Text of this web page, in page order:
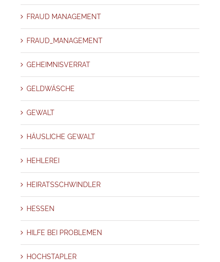
FRAUD MANAGEMENT
FRAUD_MANAGEMENT
GEHEIMNISVERRAT
GELDWÄSCHE
GEWALT
HÄUSLICHE GEWALT
HEHLEREI
HEIRATSSCHWINDLER
HESSEN
HILFE BEI PROBLEMEN
HOCHSTAPLER